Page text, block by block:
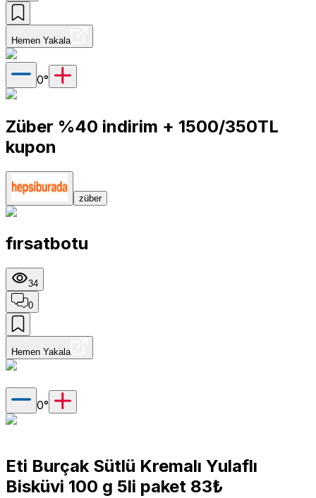
Hemen Yakala
0°
Züber %40 indirim + 1500/350TL
kupon
züber
fırsatbotu
34
0
Hemen Yakala
0°
Eti Burçak Sütlü Kremalı Yulaflı
Bisküvi 100 g 5li paket 83₺